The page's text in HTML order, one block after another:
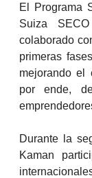
El Programa
Suiza
colaborado
primeras
mejorando el
por ende,
Durante la
Kaman